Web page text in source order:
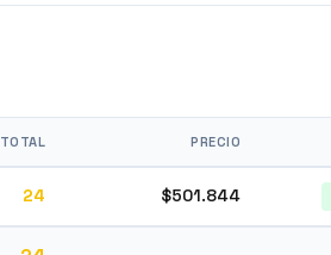
TOTAL PRECIO
24 $501.844